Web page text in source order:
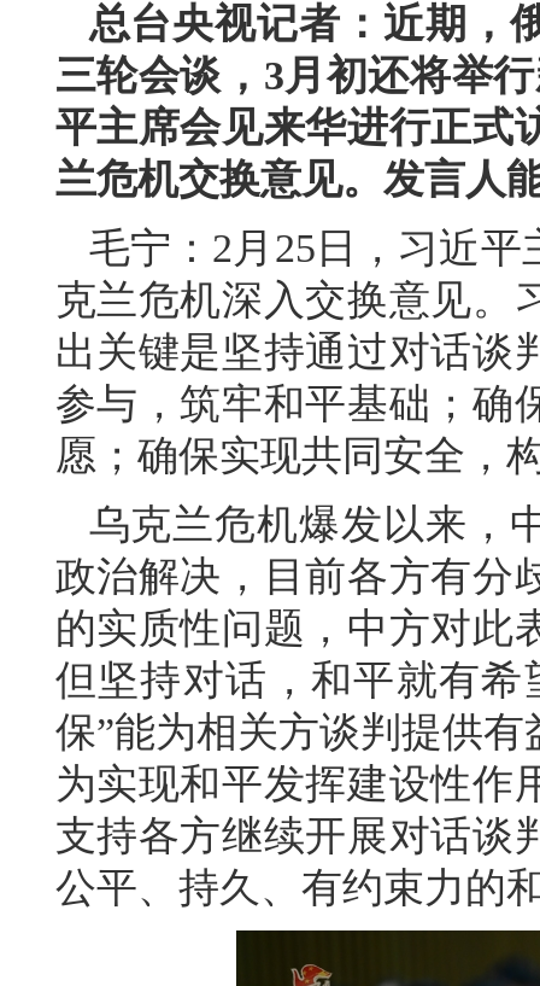
总台央视记者：近期，
三轮会谈，3月初还将举
平主席会见来华进行正式
兰危机交换意见。发言人
毛宁：2月25日，习近
克兰危机深入交换意见。
出关键是坚持通过对话谈
参与，筑牢和平基础；确
愿；确保实现共同安全，
乌克兰危机爆发以来，
政治解决，目前各方有分
的实质性问题，中方对此
但坚持对话，和平就有
保”能为相关方谈判提供
为实现和平发挥建设性作
支持各方继续开展对话谈
公平、持久、有约束力的